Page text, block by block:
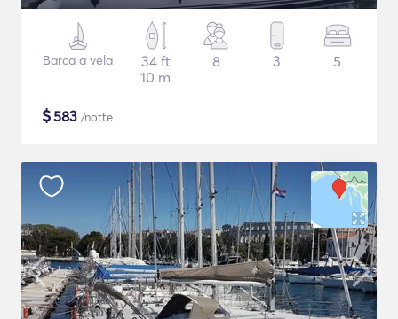
Barca a vela
34 ft
10 m
8 3 5
$583 /notte